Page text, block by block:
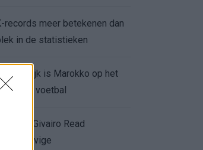
records meer betekenen dan
in de statistieken
is Marokko op het
alleen voetbal
op Givairo Read
de stevige